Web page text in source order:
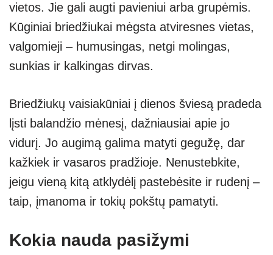
vietos. Jie gali augti pavieniui arba grupėmis.
Kūginiai briedžiukai mėgsta atviresnes vietas,
valgomieji – humusingas, netgi molingas,
sunkias ir kalkingas dirvas.
Briedžiukų vaisiakūniai į dienos šviesą pradeda
lįsti balandžio mėnesį, dažniausiai apie jo
vidurį. Jo augimą galima matyti gegužę, dar
kažkiek ir vasaros pradžioje. Nenustebkite,
jeigu vieną kitą atklydėlį pastebėsite ir rudenį –
taip, įmanoma ir tokių pokštų pamatyti.
Kokia nauda pasižymi